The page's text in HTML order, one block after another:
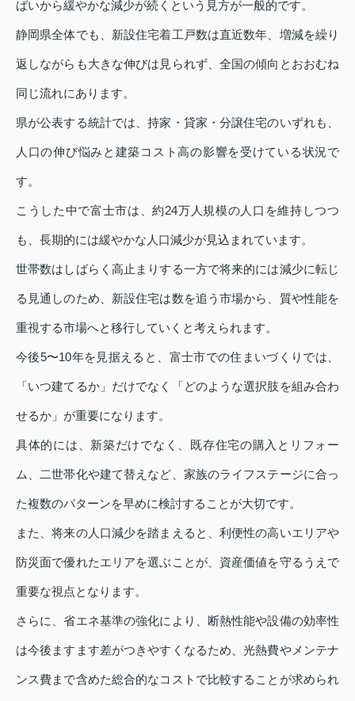
ばいから緩やかな減少が続くという見方が一般的です。
静岡県全体でも、新設住宅着工戸数は直近数年、増減を繰り
返しながらも大きな伸びは見られず、全国の傾向とおおむね
同じ流れにあります。
県が公表する統計では、持家・貸家・分譲住宅のいずれも、
人口の伸び悩みと建築コスト高の影響を受けている状況で
す。
こうした中で富士市は、約24万人規模の人口を維持しつつ
も、長期的には緩やかな人口減少が見込まれています。
世帯数はしばらく高止まりする一方で将来的には減少に転じ
る見通しのため、新設住宅は数を追う市場から、質や性能を
重視する市場へと移行していくと考えられます。
今後5〜10年を見据えると、富士市での住まいづくりでは、
「いつ建てるか」だけでなく「どのような選択肢を組み合わ
せるか」が重要になります。
具体的には、新築だけでなく、既存住宅の購入とリフォー
ム、二世帯化や建て替えなど、家族のライフステージに合っ
た複数のパターンを早めに検討することが大切です。
また、将来の人口減少を踏まえると、利便性の高いエリアや
防災面で優れたエリアを選ぶことが、資産価値を守るうえで
重要な視点となります。
さらに、省エネ基準の強化により、断熱性能や設備の効率性
は今後ますます差がつきやすくなるため、光熱費やメンテナ
ンス費まで含めた総合的なコストで比較することが求められ